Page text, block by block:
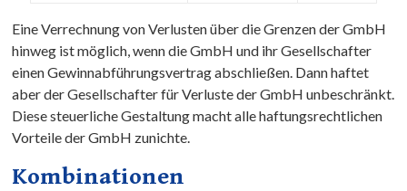
Eine Verrechnung von Verlusten über die Grenzen der GmbH
hinweg ist möglich, wenn die GmbH und ihr Gesellschafter
einen Gewinnabführungsvertrag abschließen. Dann haftet
aber der Gesellschafter für Verluste der GmbH unbeschränkt.
Diese steuerliche Gestaltung macht alle haftungsrechtlichen
Vorteile der GmbH zunichte.
Kombinationen